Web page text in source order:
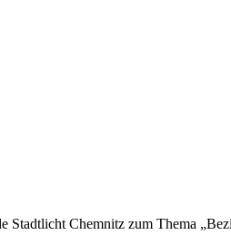
Chemnitz zum Thema